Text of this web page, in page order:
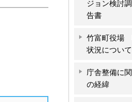
ジョン検討
告書
竹富町役場
状況について
庁舎整備に
の経緯